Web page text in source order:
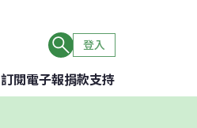
登入
訂閱電子報捐款支持